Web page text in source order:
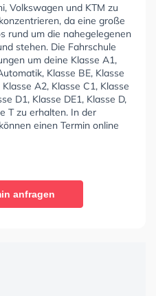
Volkswagen und KTM zu
da eine große
rund um die nahegelegenen
stehen. Die Fahrschule
um deine Klasse A1,
Klasse BE, Klasse
A2, Klasse C1, Klasse
D1, Klasse DE1, Klasse D,
T zu erhalten. In der
einen Termin online
anfragen